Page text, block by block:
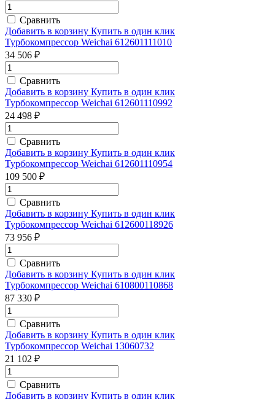
Сравнить
Добавить в корзину Купить в один клик
Турбокомпрессор Weichai 612601111010
34 506 ₽
Сравнить
Добавить в корзину Купить в один клик
Турбокомпрессор Weichai 612601110992
24 498 ₽
Сравнить
Добавить в корзину Купить в один клик
Турбокомпрессор Weichai 612601110954
109 500 ₽
Сравнить
Добавить в корзину Купить в один клик
Турбокомпрессор Weichai 612600118926
73 956 ₽
Сравнить
Добавить в корзину Купить в один клик
Турбокомпрессор Weichai 610800110868
87 330 ₽
Сравнить
Добавить в корзину Купить в один клик
Турбокомпрессор Weichai 13060732
21 102 ₽
Сравнить
Добавить в корзину Купить в один клик